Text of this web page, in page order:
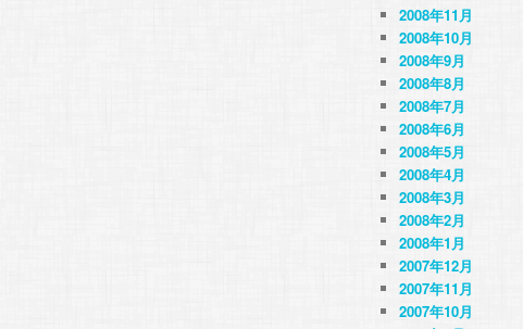
2008年11月
2008年10月
2008年9月
2008年8月
2008年7月
2008年6月
2008年5月
2008年4月
2008年3月
2008年2月
2008年1月
2007年12月
2007年11月
2007年10月